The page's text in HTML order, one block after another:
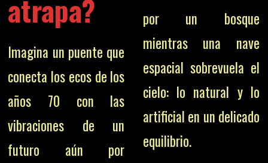
atrapa?
Imagina un puente que
conecta los ecos de los
años 70 con las
vibraciones de un
futuro aún por
por un bosque
mientras una nave
espacial sobrevuela el
cielo: lo natural y lo
artificial en un delicado
equilibrio.